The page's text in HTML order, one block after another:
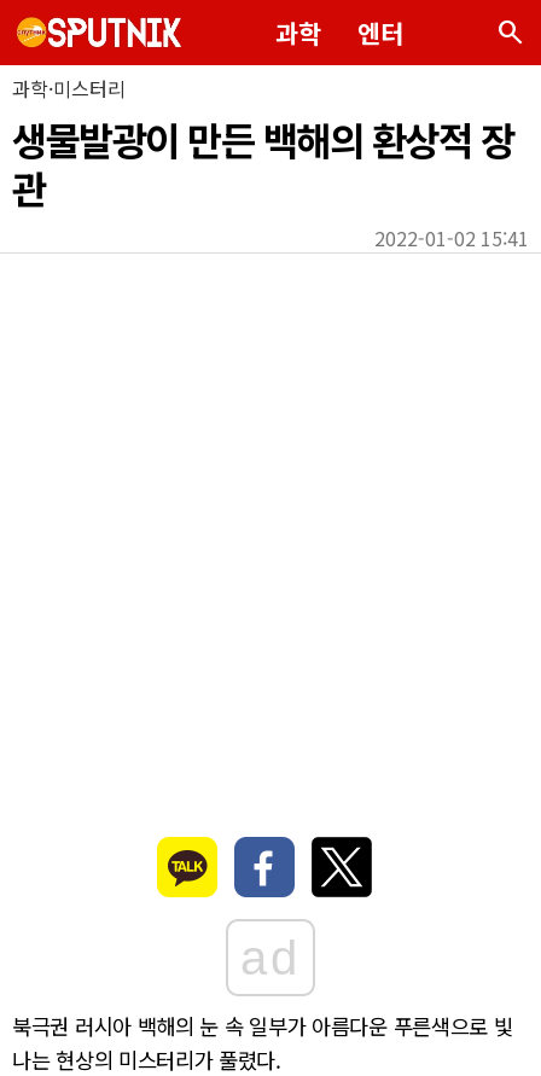
과학 엔터 search
과학·미스터리
생물발광이 만든 백해의 환상적 장
관
2022-01-02 15:41
ad
북극권 러시아 백해의 눈 속 일부가 아름다운 푸른색으로 빛
나는 현상의 미스터리가 풀렸다.